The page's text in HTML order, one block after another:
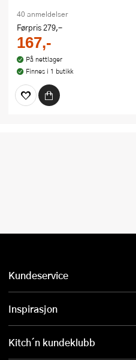
40 anmeldelser
Førpris279,-
167,-
På nettlager
Finnes i 1 butikk
Kundeservice
Inspirasjon
Kitch´n kundeklubb